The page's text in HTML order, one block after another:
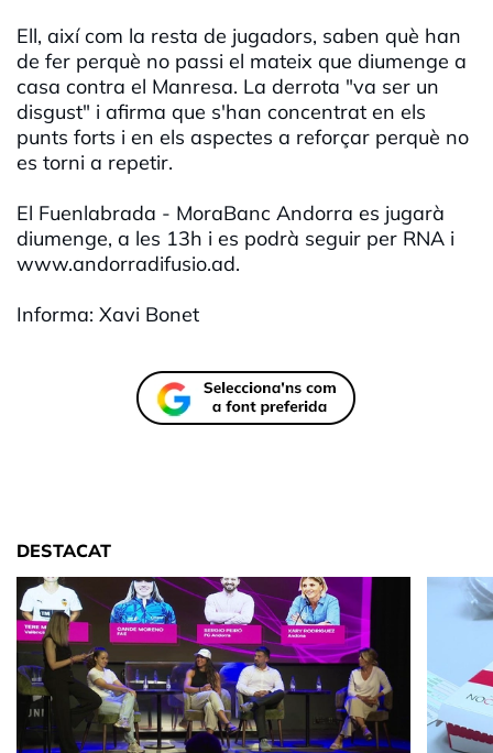
Ell, així com la resta de jugadors, saben què han
de fer perquè no passi el mateix que diumenge a
casa contra el Manresa. La derrota "va ser un
disgust" i afirma que s'han concentrat en els
punts forts i en els aspectes a reforçar perquè no
es torni a repetir.
El Fuenlabrada - MoraBanc Andorra es jugarà
diumenge, a les 13h i es podrà seguir per RNA i
www.andorradifusio.ad.
Informa: Xavi Bonet
DESTACAT